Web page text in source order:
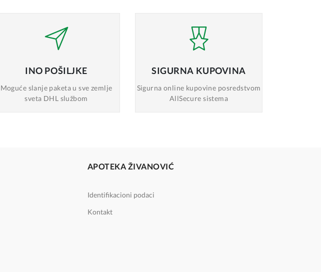
INO POŠILJKE
Moguće slanje paketa u sve zemlje
sveta DHL službom
SIGURNA KUPOVINA
Sigurna online kupovine posredstvom
AllSecure sistema
APOTEKA ŽIVANOVIĆ
Identifikacioni podaci
Kontakt